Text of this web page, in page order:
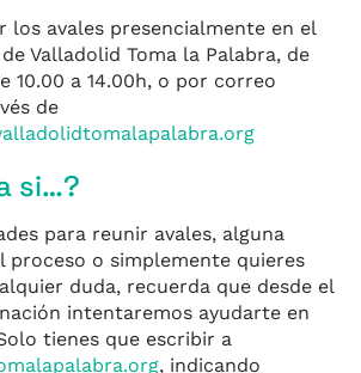
los avales presencialmente en el
Valladolid Toma la Palabra, de
10.00 a 14.00h, o por correo
de
si…?
para reunir avales, alguna
proceso o simplemente quieres
duda, recuerda que desde el
intentaremos ayudarte en
tienes que escribir a
, indicando